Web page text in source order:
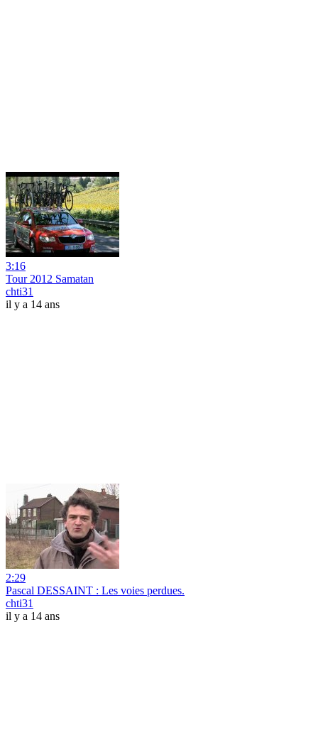
3:16
Tour 2012 Samatan
chti31
il y a 14 ans
2:29
Pascal DESSAINT : Les voies perdues.
chti31
il y a 14 ans